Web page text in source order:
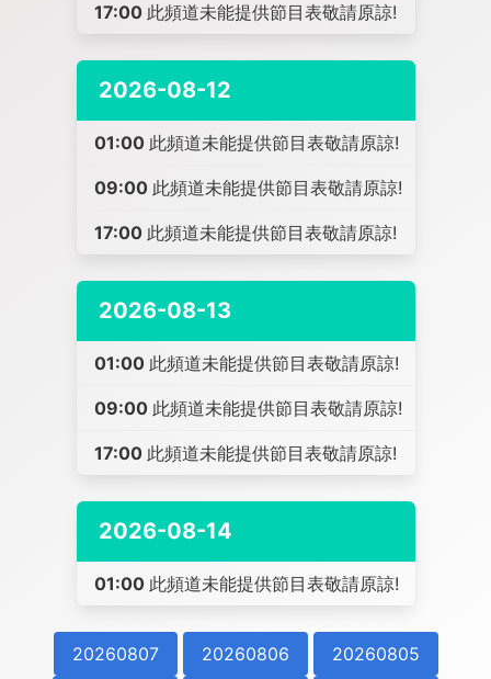
17:00 此頻道未能提供節目表敬請原諒!
2026-08-12
01:00 此頻道未能提供節目表敬請原諒!
09:00 此頻道未能提供節目表敬請原諒!
17:00 此頻道未能提供節目表敬請原諒!
2026-08-13
01:00 此頻道未能提供節目表敬請原諒!
09:00 此頻道未能提供節目表敬請原諒!
17:00 此頻道未能提供節目表敬請原諒!
2026-08-14
01:00 此頻道未能提供節目表敬請原諒!
20260807 20260806
20260805